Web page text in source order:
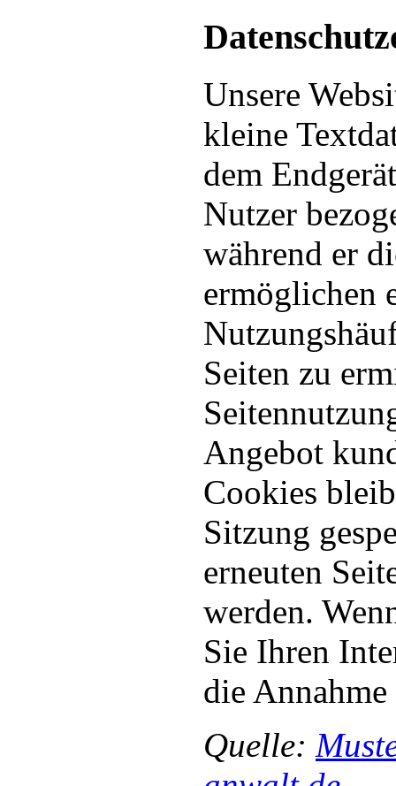
Unsere
kleine
dem
Nutzer
während er
ermöglichen
Seiten zu
Angebot
Cookies
Sitzung
erneuten
werden.
Sie Ihren
die
Quelle: